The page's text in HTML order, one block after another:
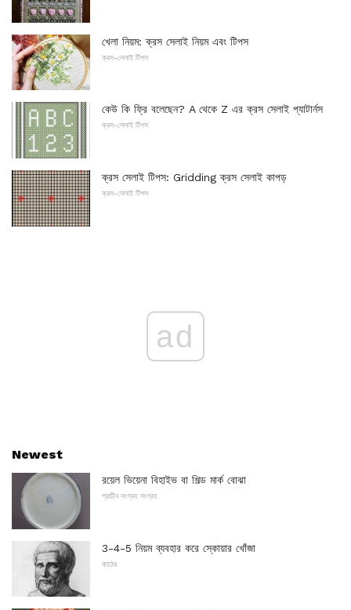
খেলা নিয়ম: ক্রস সেলাই নিয়ম এবং টিপস
ক্রস-সেলাই টিপস
কেউ কি ফ্রি বলেছেন? A থেকে Z এর ক্রস সেলাই প্যাটার্নস
ক্রস-সেলাই টিপস
ক্রস সেলাই টিপস: Gridding ক্রস সেলাই কাপড়
ক্রস-সেলাই টিপস
ad
Newest
রয়েল ভিয়েনা বিহাইভ বা শিল্ড মার্ক বোঝা
প্রাচীন সংগ্রহ সংগ্রহ
3-4-5 নিয়ম ব্যবহার করে স্কোয়ার খোঁজা
কাঠের